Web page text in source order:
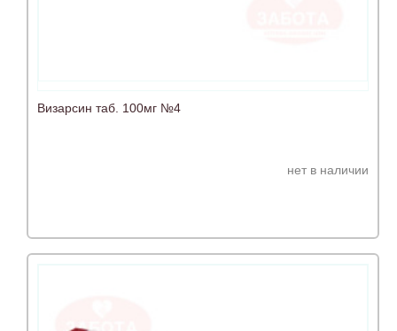
Визарсин таб. 100мг №4
нет в наличии